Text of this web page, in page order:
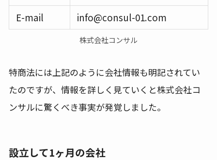
E-mail
info@consul-01.com
株式会社コンサル
特商法には上記のように会社情報も明記されてい
たのですが、情報を詳しく見ていくと株式会社コ
ンサルに驚くべき事実が発覚しました。
設立して1ヶ月の会社